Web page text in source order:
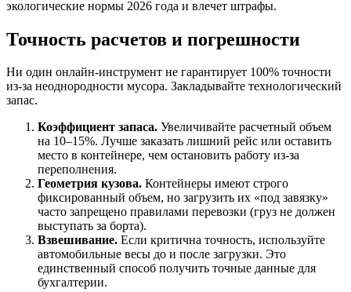
экологические нормы 2026 года и влечет штрафы.
Точность расчетов и погрешности
Ни один онлайн-инструмент не гарантирует 100% точности
из-за неоднородности мусора. Закладывайте технологический
запас.
Коэффициент запаса. Увеличивайте расчетный объем
на 10–15%. Лучше заказать лишний рейс или оставить
место в контейнере, чем остановить работу из-за
переполнения.
Геометрия кузова. Контейнеры имеют строго
фиксированный объем, но загрузить их «под завязку»
часто запрещено правилами перевозки (груз не должен
выступать за борта).
Взвешивание. Если критична точность, используйте
автомобильные весы до и после загрузки. Это
единственный способ получить точные данные для
бухгалтерии.